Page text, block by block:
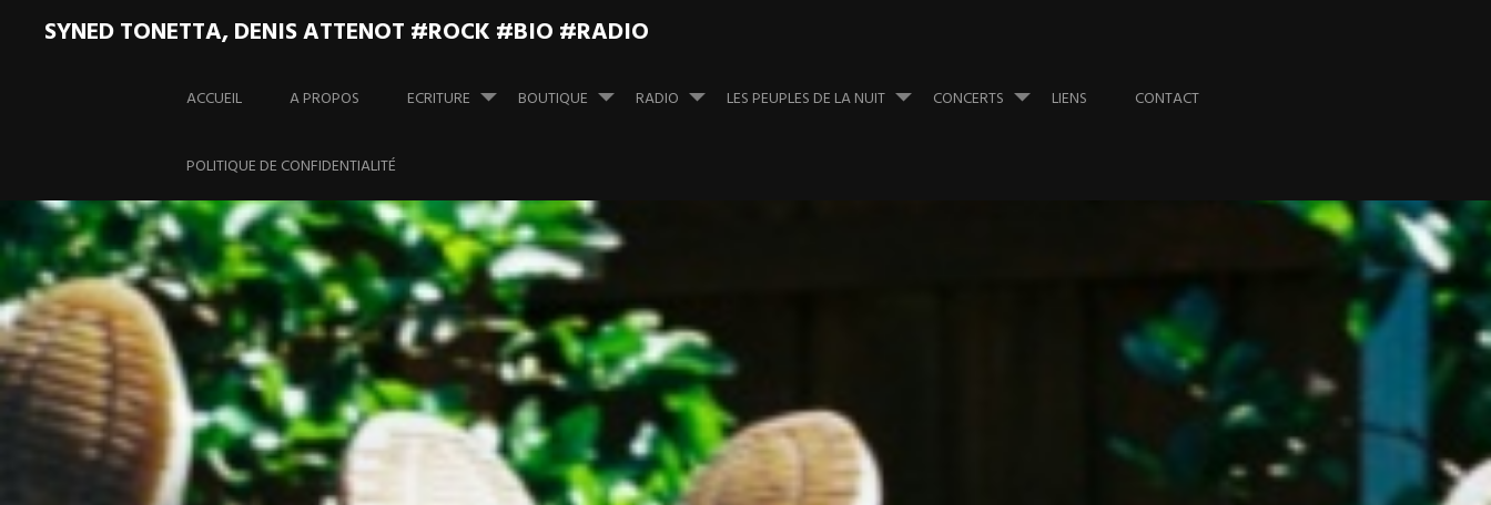
SYNED TONETTA, DENIS ATTENOT #ROCK #BIO #RADIO
au
ACCUEIL A PROPOS ECRITURE BOUTIQUE RADIO LES PEUPLES DE LA NUIT CONCERTS LIENS CONTACT
POLITIQUE DE CONFIDENTIALITÉ